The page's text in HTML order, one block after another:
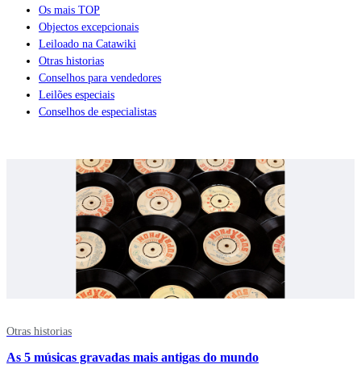
Os mais TOP
Objectos excepcionais
Leiloado na Catawiki
Otras historias
Conselhos para vendedores
Leilões especiais
Conselhos de especialistas
Otras historias
As 5 músicas gravadas mais antigas do mundo